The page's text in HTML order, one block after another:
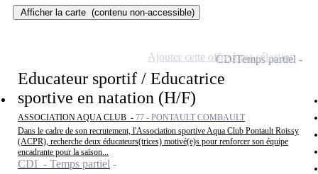
Afficher la carte (contenu non-accessible)
Educateur sportif / Educatrice
sportive en natation (H/F)
ASSOCIATION AQUA CLUB - 77 - PONTAULT COMBAULT
Dans le cadre de son recrutement, l'Association sportive Aqua Club Pontault Roissy
(ACPR), recherche deux éducateurs(trices) motivé(e)s pour renforcer son équipe
encadrante pour la saison...
CDI - Temps partiel
CDITemps partiel
Ajouter cette offre à ma sélection